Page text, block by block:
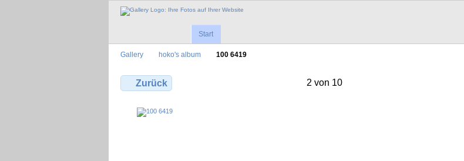
Start
Gallery hoko's album 100 6419
Zurück 2 von 10